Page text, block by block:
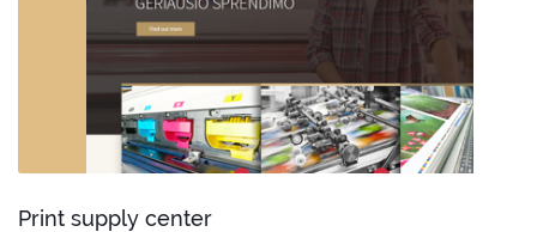
Print supply center